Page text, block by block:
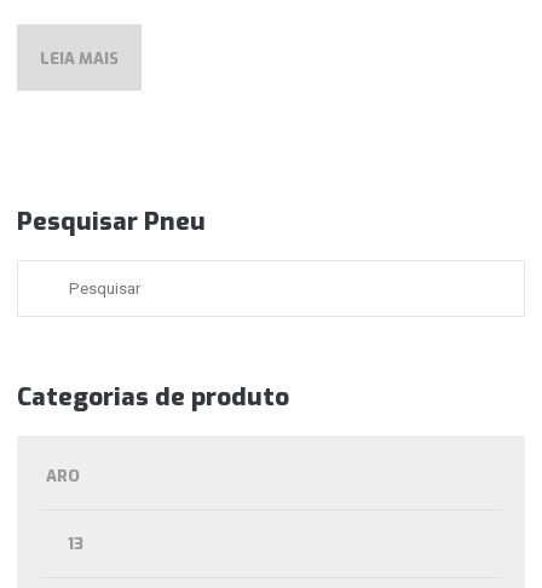
LEIA MAIS
Pesquisar Pneu
Categorias de produto
ARO
13